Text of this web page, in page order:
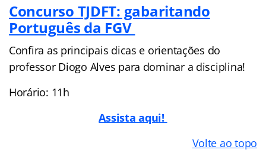
Concurso TJDFT: gabaritando
Português da FGV
Confira as principais dicas e orientações do
professor Diogo Alves para dominar a disciplina!
Horário: 11h
Assista aqui!
Volte ao topo